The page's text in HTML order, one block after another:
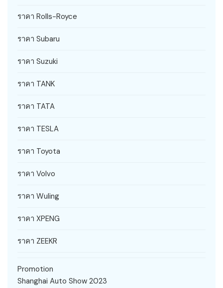
ราคา Rolls-Royce
ราคา Subaru
ราคา Suzuki
ราคา TANK
ราคา TATA
ราคา TESLA
ราคา Toyota
ราคา Volvo
ราคา Wuling
ราคา XPENG
ราคา ZEEKR
Promotion
Shanghai Auto Show 2023